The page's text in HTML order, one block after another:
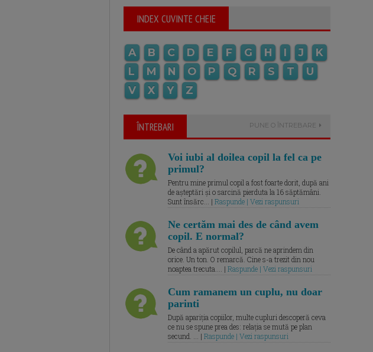
INDEX CUVINTE CHEIE
A B C D E F G H I J
K
L
M N O P Q R S T
U
V
X Y Z
ÎNTREBARI PUNE O ÎNTREBARE
Voi iubi al doilea copil la fel ca pe
primul?
Pentru mine primul copil a fost foarte dorit, după ani
de așteptări și o sarcină pierduta la 16 săptămâni.
Sunt însărc... | Raspunde | Vezi raspunsuri
Ne certăm mai des de când avem
copil. E normal?
De când a apărut copilul, parcă ne aprindem din
orice. Un ton. O remarcă. Cine s-a trezit din nou
noaptea trecuta.... | Raspunde | Vezi raspunsuri
Cum ramanem un cuplu, nu doar
parinti
După apariția copiilor, multe cupluri descoperă ceva
ce nu se spune prea des: relația se mută pe plan
secund. ... | Raspunde | Vezi raspunsuri